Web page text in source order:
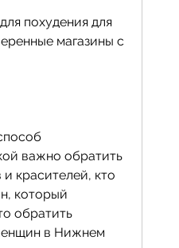
похудения для
магазины с
важно обратить
красителей, кто
который
обратить
в Нижнем